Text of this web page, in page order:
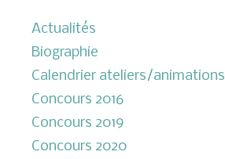
Actualités
Biographie
Calendrier ateliers/animations
Concours 2016
Concours 2019
Concours 2020